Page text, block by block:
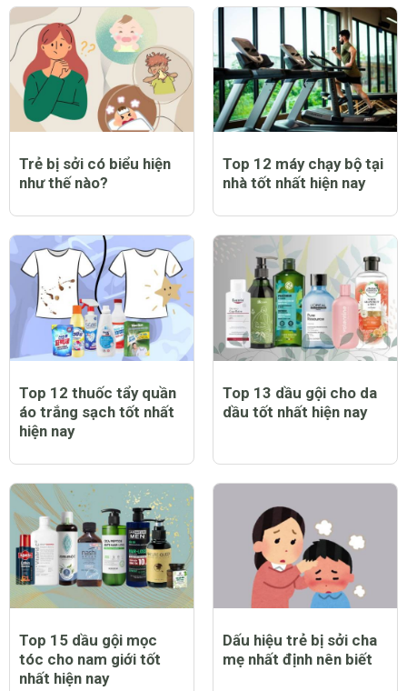
Trẻ bị sởi có biểu hiện
như thế nào?
Top 12 máy chạy bộ tại
nhà tốt nhất hiện nay
Top 12 thuốc tẩy quần
áo trắng sạch tốt nhất
hiện nay
Top 13 dầu gội cho da
dầu tốt nhất hiện nay
Top 15 dầu gội mọc
tóc cho nam giới tốt
nhất hiện nay
Dấu hiệu trẻ bị sởi cha
mẹ nhất định nên biết